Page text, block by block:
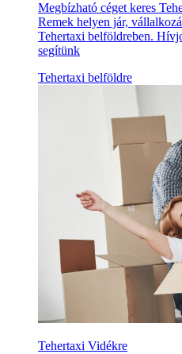
Megbízható céget keres
Remek helyen jár,
Tehertaxi belföldreben.
segítünk
Tehertaxi belföldre
Tehertaxi Vidékre